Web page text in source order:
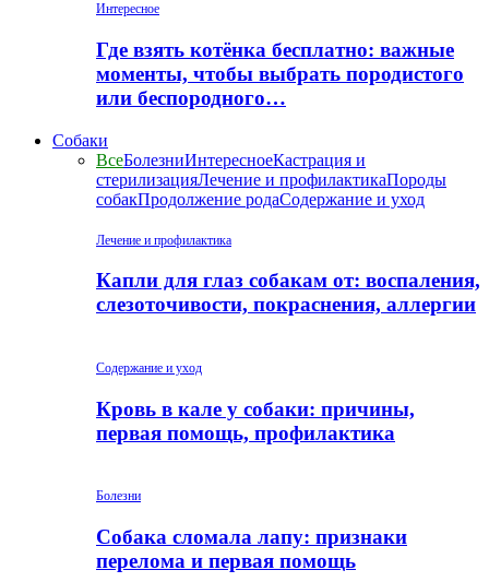
Интересное
Где взять котёнка бесплатно: важные
моменты, чтобы выбрать породистого
или беспородного…
Собаки
ВсеБолезниИнтересноеКастрация и
стерилизацияЛечение и профилактикаПороды
собакПродолжение родаСодержание и уход
Лечение и профилактика
Капли для глаз собакам от: воспаления,
слезоточивости, покраснения, аллергии
Содержание и уход
Кровь в кале у собаки: причины,
первая помощь, профилактика
Болезни
Собака сломала лапу: признаки
перелома и первая помощь